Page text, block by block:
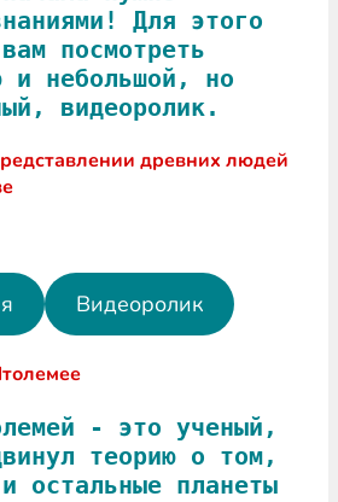
Для этого
посмотреть
и небольшой, но
видеоролик.
древних людей
Видеоролик
- это ученый,
теорию о том,
остальные планеты